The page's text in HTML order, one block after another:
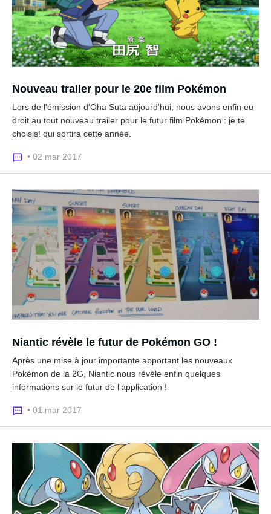
Nouveau trailer pour le 20e film Pokémon
Lors de l'émission d'Oha Suta aujourd'hui, nous avons enfin eu
droit au tout nouveau trailer pour le futur film Pokémon : je te
choisis! qui sortira cette année.
• 02 mar 2017
Niantic révèle le futur de Pokémon GO !
Après une mise à jour importante apportant les nouveaux
Pokémon de la 2G, Niantic nous révèle enfin quelques
informations sur le futur de l'application !
• 01 mar 2017